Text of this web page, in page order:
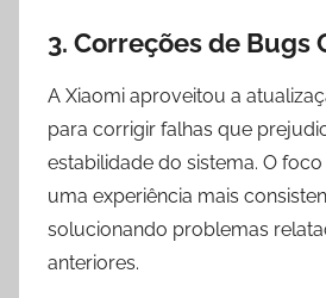
3. Correções de Bugs
A Xiaomi aproveitou a
para corrigir falhas que
estabilidade do sistema. O
uma experiência mais
solucionando problemas
anteriores.